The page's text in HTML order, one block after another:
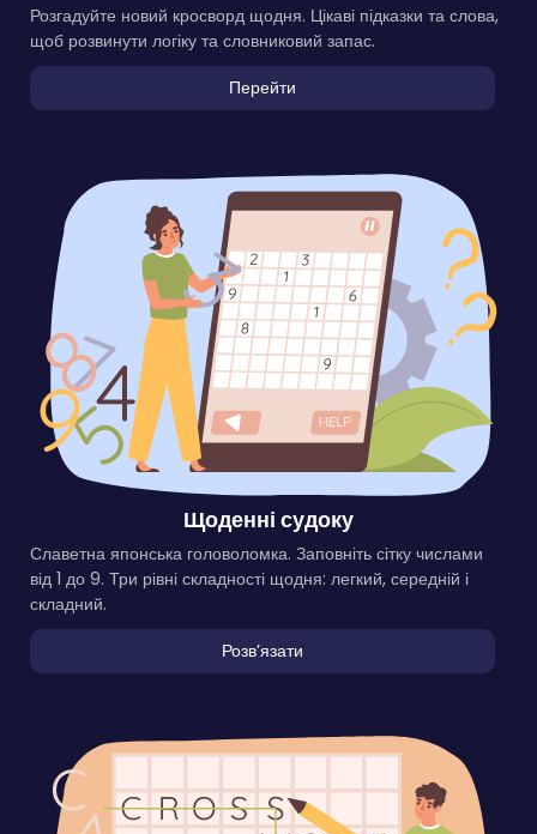
Розгадуйте новий кросворд щодня. Цікаві підказки та слова,
щоб розвинути логіку та словниковий запас.
Перейти
Щоденні судоку
Славетна японська головоломка. Заповніть сітку числами
від 1 до 9. Три рівні складності щодня: легкий, середній і
складний.
Розвʼязати